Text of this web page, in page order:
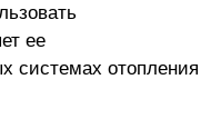
ее
системах отопления